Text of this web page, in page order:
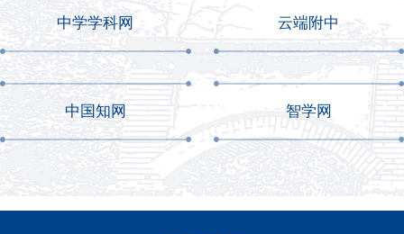
中学学科网 云端附中
中国知网 智学网